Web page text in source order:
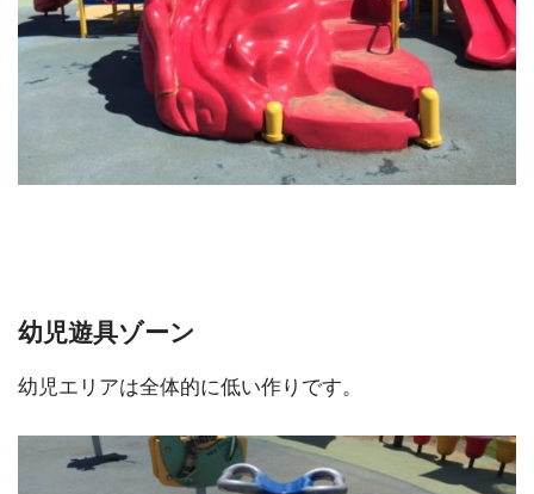
幼児遊具ゾーン
幼児エリアは全体的に低い作りです。